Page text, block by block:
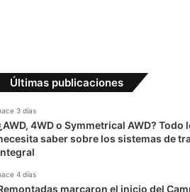
Últimas publicaciones
3 días
4WD o Symmetrical AWD? Todo
saber sobre los sistemas de
4 días
marcaron el inicio del